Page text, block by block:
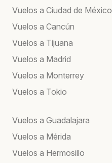
Vuelos a Ciudad de México
Vuelos a Cancún
Vuelos a Tijuana
Vuelos a Madrid
Vuelos a Monterrey
Vuelos a Tokio
Vuelos a Guadalajara
Vuelos a Mérida
Vuelos a Hermosillo